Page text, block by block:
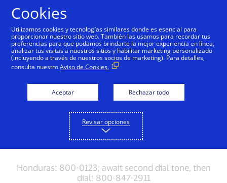
Obtén ayuda
¿Necesitas ayuda? Llámanos
Por pérdida o robo de tarjeta, por favor llámanos:
Honduras: 800-0123; await second dial tone, then
dial: 800-847-2911
Cookies
Utilizamos cookies y tecnologías similares donde es esencial para
proporcionar nuestro sitio web. También las usamos para recordar tus
preferencias para que podamos brindarte la mejor experiencia en línea,
analizar tus visitas a nuestros sitios y habilitar marketing personalizado
(incluyendo a través de nuestros socios de marketing). Para detalles,
consulta nuestroAviso de Cookies.
Aceptar Rechazar todo
Revisar opciones